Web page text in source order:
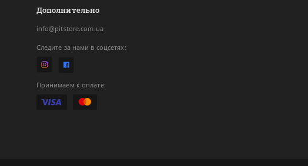
Дополнительно
info@pitstore.com.ua
Следите за нами в соцсетях:
Принимаем к оплате: